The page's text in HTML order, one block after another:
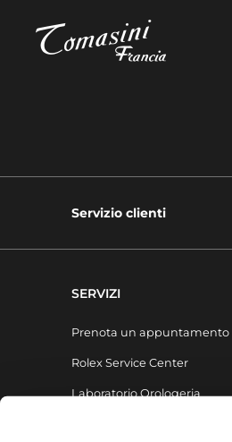
Servizio clienti
SERVIZI
Prenota un appuntamento
Rolex Service Center
Laboratorio Orologeria